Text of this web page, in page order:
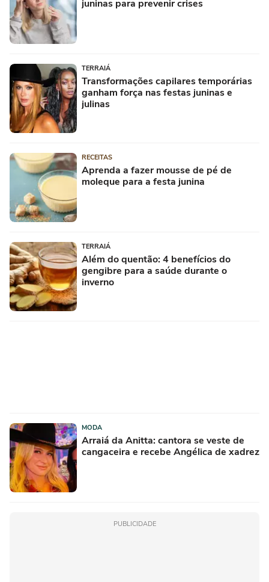
juninas para prevenir crises
TERRAIÁ
Transformações capilares temporárias
ganham força nas festas juninas e
julinas
RECEITAS
Aprenda a fazer mousse de pé de
moleque para a festa junina
TERRAIÁ
Além do quentão: 4 benefícios do
gengibre para a saúde durante o
inverno
MODA
Arraiá da Anitta: cantora se veste de
cangaceira e recebe Angélica de xadrez
PUBLICIDADE